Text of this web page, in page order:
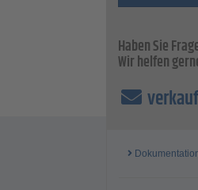
Haben Sie
Wir helfen